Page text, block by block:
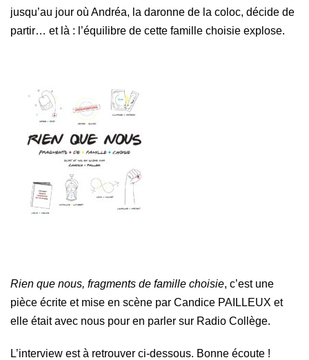
jusqu’au jour où Andréa, la daronne de la coloc, décide de
partir… et là : l’équilibre de cette famille choisie explose.
Rien que nous, fragments de famille choisie, c’est une
pièce écrite et mise en scène par Candice PAILLEUX et
elle était avec nous pour en parler sur Radio Collège.
L’interview est à retrouver ci-dessous. Bonne écoute !